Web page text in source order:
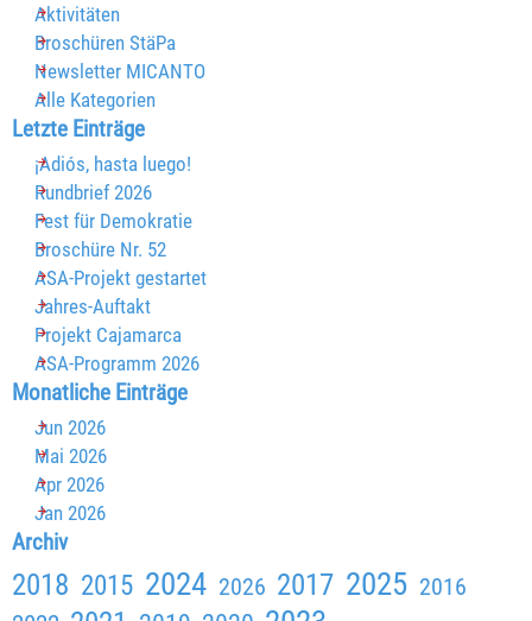
Aktivitäten
Broschüren StäPa
Newsletter MICANTO
Alle Kategorien
Block überspringen Letzte Einträge
Letzte Einträge
¡Adiós, hasta luego!
Rundbrief 2026
Fest für Demokratie
Broschüre Nr. 52
ASA-Projekt gestartet
Jahres-Auftakt
Projekt Cajamarca
ASA-Programm 2026
Block überspringen Monatliche Einträge
Monatliche Einträge
Jun 2026
Mai 2026
Apr 2026
Jan 2026
Block überspringen Archiv
Archiv
2018 2015 2024 2026 2017 2025 2016